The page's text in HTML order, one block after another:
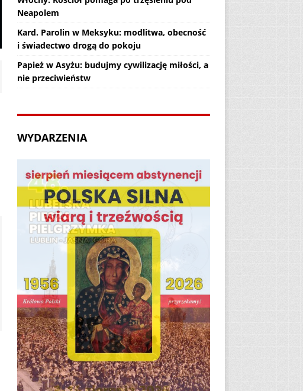
Neapolem
Kard. Parolin w Meksyku: modlitwa, obecność
i świadectwo drogą do pokoju
Papież w Asyżu: budujmy cywilizację miłości, a
nie przeciwieństw
WYDARZENIA